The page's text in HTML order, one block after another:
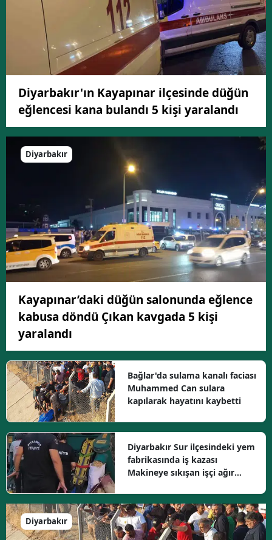
Diyarbakır'ın Kayapınar ilçesinde düğün
eğlencesi kana bulandı 5 kişi yaralandı
Diyarbakır
Kayapınar’daki düğün salonunda eğlence
kabusa döndü Çıkan kavgada 5 kişi
yaralandı
Bağlar'da sulama kanalı faciası
Muhammed Can sulara
kapılarak hayatını kaybetti
Diyarbakır Sur ilçesindeki yem
fabrikasında iş kazası
Makineye sıkışan işçi ağır
Diyarbakır